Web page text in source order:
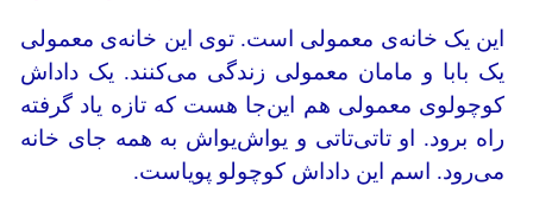
این یک خانه‌ی معمولی است. توی این خانه‌ی معمولی
یک بابا و مامان معمولی زندگی می‌کنند. یک داداش
کوچولوی معمولی هم این‌جا هست که تازه یاد گرفته
راه برود. او تاتی‌تاتی و یواش‌یواش به همه جای خانه
می‌رود. اسم این داداش کوچولو پویاست.